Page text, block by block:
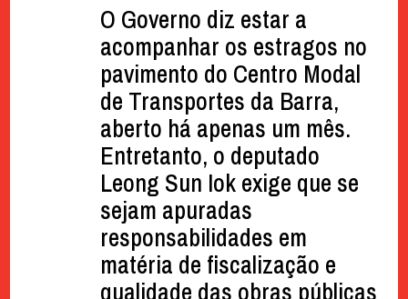
O Governo diz estar a
acompanhar os estragos no
pavimento do Centro Modal
de Transportes da Barra,
aberto há apenas um mês.
Entretanto, o deputado
Leong Sun Iok exige que se
sejam apuradas
responsabilidades em
matéria de fiscalização e
qualidade das obras públicas